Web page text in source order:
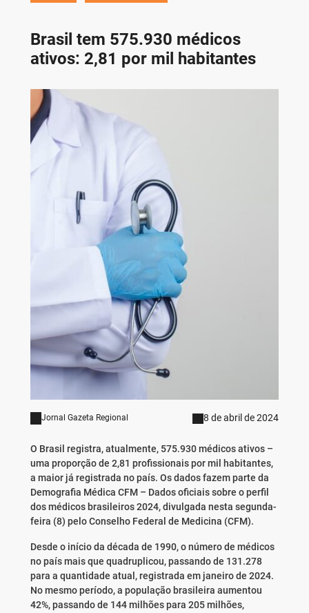
Brasil tem 575.930 médicos
ativos: 2,81 por mil habitantes
Jornal Gazeta Regional 8 de abril de 2024
O Brasil registra, atualmente, 575.930 médicos ativos –
uma proporção de 2,81 profissionais por mil habitantes,
a maior já registrada no país. Os dados fazem parte da
Demografia Médica CFM – Dados oficiais sobre o perfil
dos médicos brasileiros 2024, divulgada nesta segunda-
feira (8) pelo Conselho Federal de Medicina (CFM).
Desde o início da década de 1990, o número de médicos
no país mais que quadruplicou, passando de 131.278
para a quantidade atual, registrada em janeiro de 2024.
No mesmo período, a população brasileira aumentou
42%, passando de 144 milhões para 205 milhões,